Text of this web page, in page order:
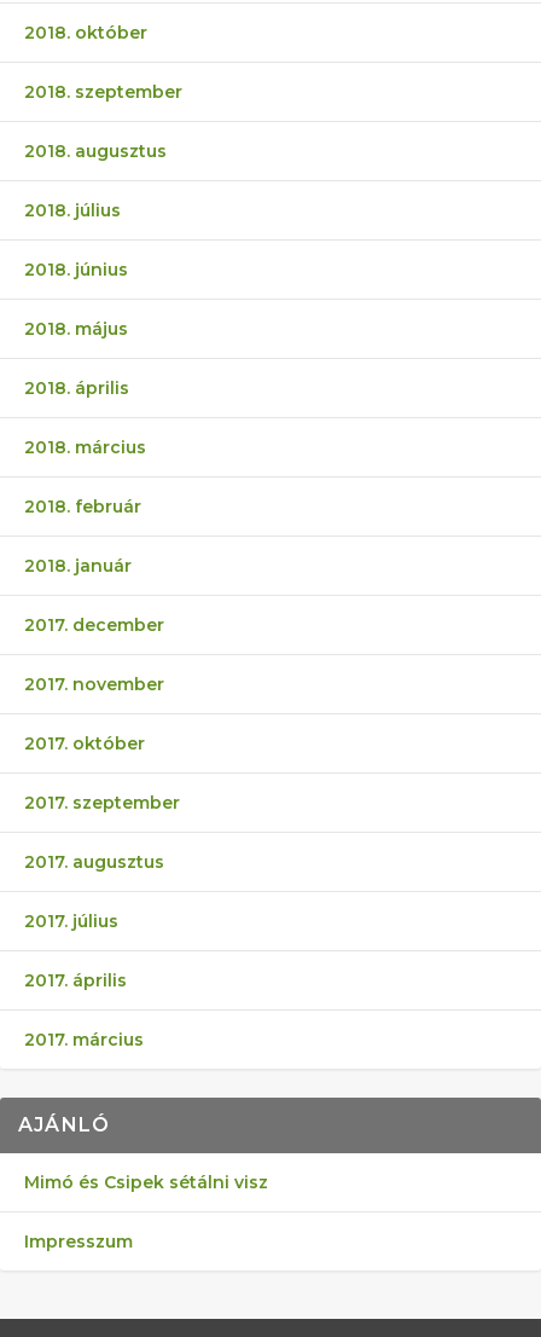
2018. október
2018. szeptember
2018. augusztus
2018. július
2018. június
2018. május
2018. április
2018. március
2018. február
2018. január
2017. december
2017. november
2017. október
2017. szeptember
2017. augusztus
2017. július
2017. április
2017. március
AJÁNLÓ
Mimó és Csipek sétálni visz
Impresszum